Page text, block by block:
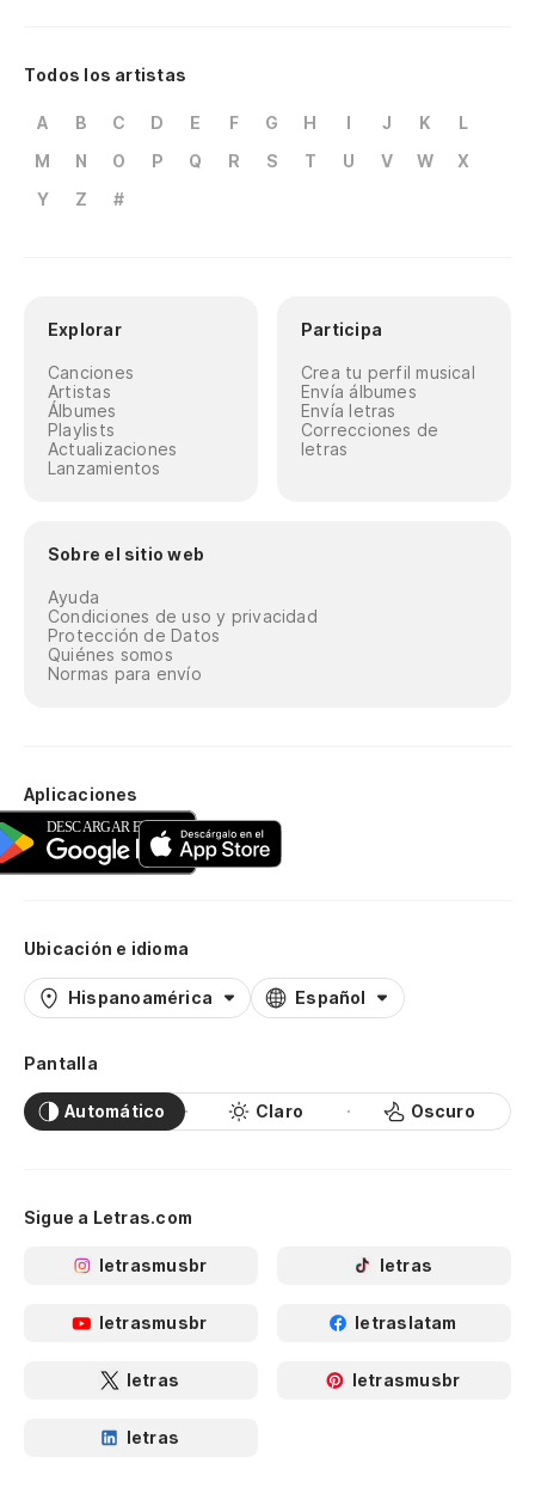
Todos los artistas
A B C D E F G H I J K
L
M
N O P Q R S T U V W
X
Y
Z #
Explorar
Canciones
Artistas
Álbumes
Playlists
Actualizaciones
Lanzamientos
Participa
Crea tu perfil musical
Envía álbumes
Envía letras
Correcciones de
letras
Sobre el sitio web
Ayuda
Condiciones de uso y privacidad
Protección de Datos
Quiénes somos
Normas para envío
Aplicaciones
Ubicación e idioma
Hispanoamérica Español
Pantalla
Automático Claro Oscuro
Sigue a Letras.com
letrasmusbr letras
letrasmusbr letraslatam
letras letrasmusbr
letras